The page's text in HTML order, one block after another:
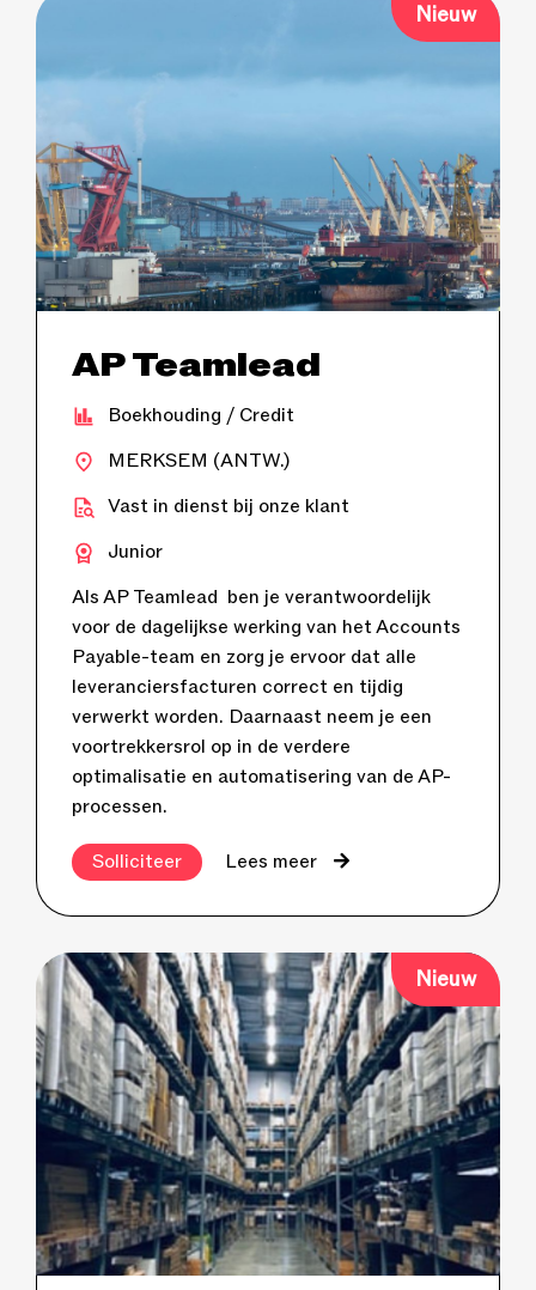
Nieuw
AP Teamlead
Boekhouding / Credit
MERKSEM (ANTW.)
Vast in dienst bij onze klant
Junior
Als AP Teamlead ben je verantwoordelijk
voor de dagelijkse werking van het Accounts
Payable-team en zorg je ervoor dat alle
leveranciersfacturen correct en tijdig
verwerkt worden. Daarnaast neem je een
voortrekkersrol op in de verdere
optimalisatie en automatisering van de AP-
processen.
Solliciteer Lees meer
Nieuw